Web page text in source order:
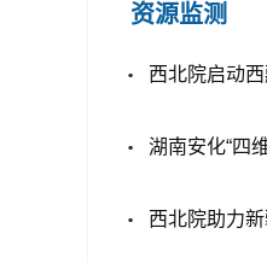
资源监测
西北院启动
湖南安化“四
西北院助力